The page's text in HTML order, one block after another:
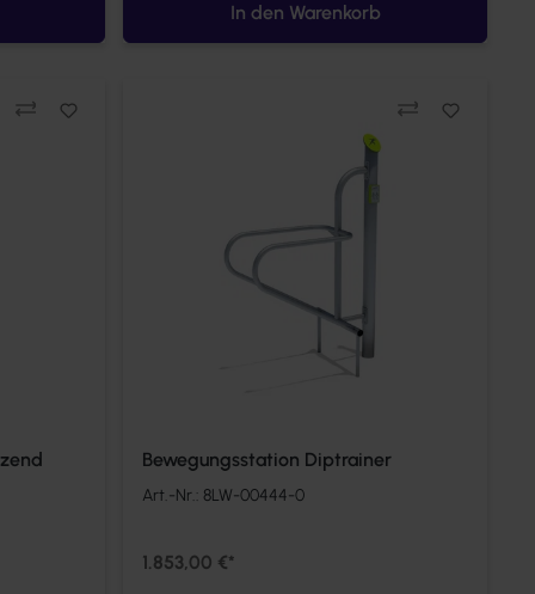
In den Warenkorb
Bewegungsstation Diptrainer
Art.-Nr.: 8LW-00444-0
1.853,00 €*